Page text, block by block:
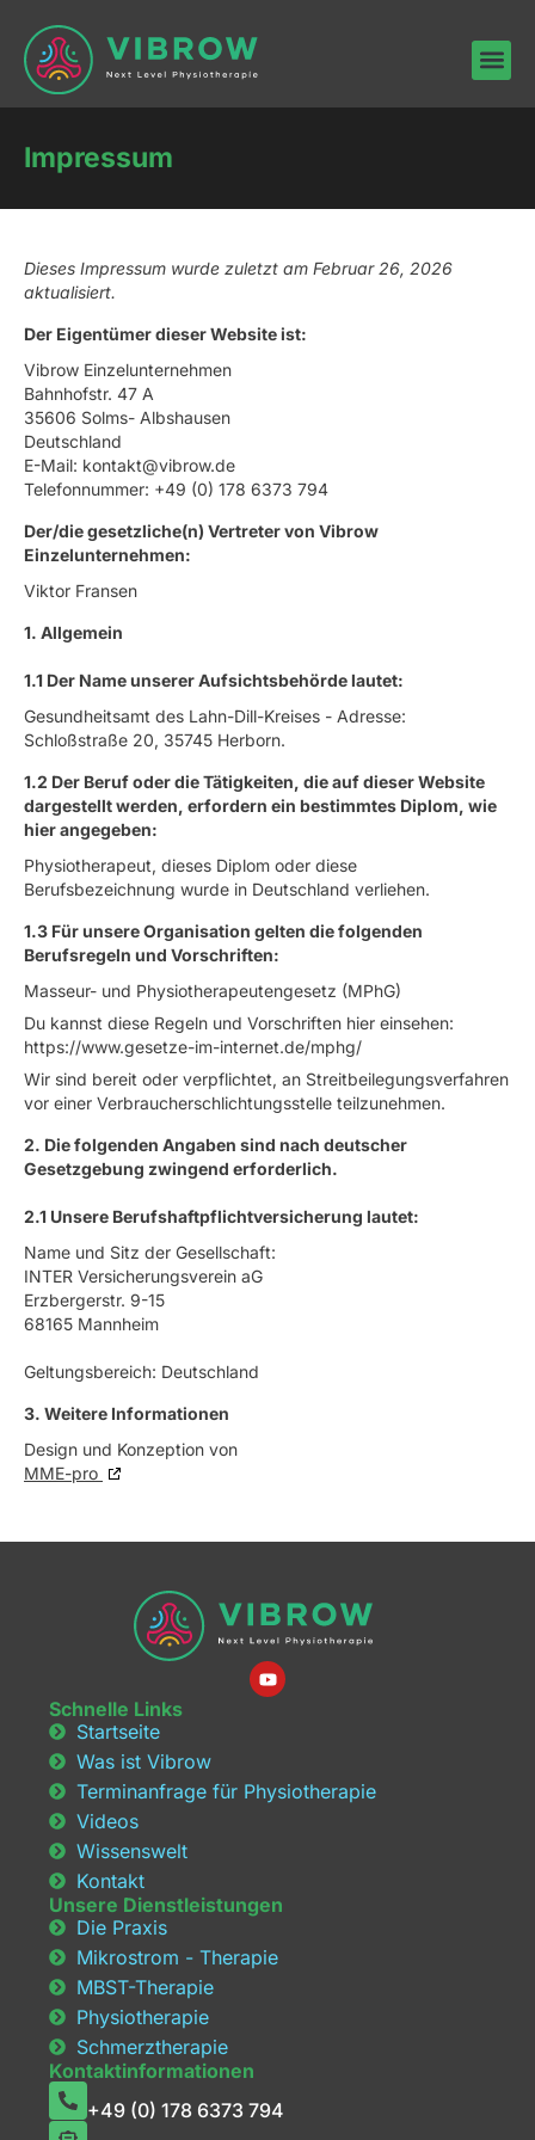
Impressum
Dieses Impressum wurde zuletzt am Februar 26, 2026
aktualisiert.
Der Eigentümer dieser Website ist:
Vibrow Einzelunternehmen
Bahnhofstr. 47 A
35606 Solms- Albshausen
Deutschland
E-Mail: kontakt@vibrow.de
Telefonnummer: +49 (0) 178 6373 794
Der/die gesetzliche(n) Vertreter von Vibrow
Einzelunternehmen:
Viktor Fransen
1. Allgemein
1.1 Der Name unserer Aufsichtsbehörde lautet:
Gesundheitsamt des Lahn-Dill-Kreises - Adresse:
Schloßstraße 20, 35745 Herborn.
1.2 Der Beruf oder die Tätigkeiten, die auf dieser Website
dargestellt werden, erfordern ein bestimmtes Diplom, wie
hier angegeben:
Physiotherapeut, dieses Diplom oder diese
Berufsbezeichnung wurde in Deutschland verliehen.
1.3 Für unsere Organisation gelten die folgenden
Berufsregeln und Vorschriften:
Masseur- und Physiotherapeutengesetz (MPhG)
Du kannst diese Regeln und Vorschriften hier einsehen:
https://www.gesetze-im-internet.de/mphg/
Wir sind bereit oder verpflichtet, an Streitbeilegungsverfahren
vor einer Verbraucherschlichtungsstelle teilzunehmen.
2. Die folgenden Angaben sind nach deutscher
Gesetzgebung zwingend erforderlich.
2.1 Unsere Berufshaftpflichtversicherung lautet:
Name und Sitz der Gesellschaft:
INTER Versicherungsverein aG
Erzbergerstr. 9-15
68165 Mannheim
Geltungsbereich: Deutschland
3. Weitere Informationen
Design und Konzeption von
MME-pro
Schnelle Links
Startseite
Was ist Vibrow
Terminanfrage für Physiotherapie
Videos
Wissenswelt
Kontakt
Unsere Dienstleistungen
Die Praxis
Mikrostrom - Therapie
MBST-Therapie
Physiotherapie
Schmerztherapie
Kontaktinformationen
+49 (0) 178 6373 794